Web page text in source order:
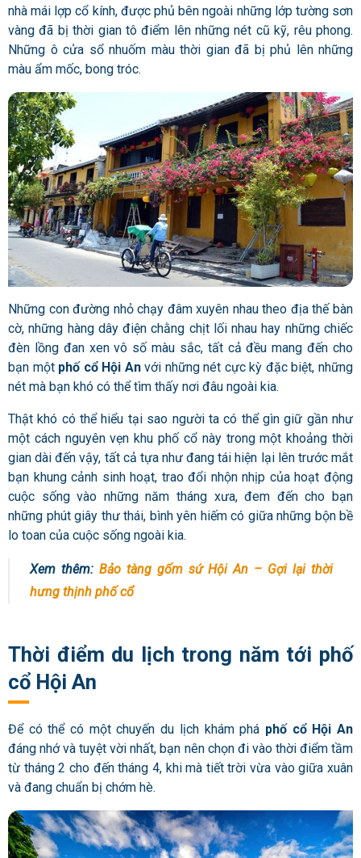
nhà mái lợp cổ kính, được phủ bên ngoài những lớp tường sơn
vàng đã bị thời gian tô điểm lên những nét cũ kỹ, rêu phong.
Những ô cửa sổ nhuốm màu thời gian đã bị phủ lên những
màu ẩm mốc, bong tróc.
Những con đường nhỏ chạy đâm xuyên nhau theo địa thế bàn
cờ, những hàng dây điện chằng chịt lối nhau hay những chiếc
đèn lồng đan xen vô số màu sắc, tất cả đều mang đến cho
bạn một phố cổ Hội Anvới những nét cực kỳ đặc biệt, những
nét mà bạn khó có thể tìm thấy nơi đâu ngoài kia.
Thật khó có thể hiểu tại sao người ta có thể gìn giữ gần như
một cách nguyên vẹn khu phố cổ này trong một khoảng thời
gian dài đến vậy, tất cả tựa như đang tái hiện lại lên trước mắt
bạn khung cảnh sinh hoạt, trao đổi nhộn nhịp của hoạt động
cuộc sống vào những năm tháng xưa, đem đến cho bạn
những phút giây thư thái, bình yên hiếm có giữa những bộn bề
lo toan của cuộc sống ngoài kia.
Xem thêm: Bảo tàng gốm sứ Hội An – Gợi lại thời
hưng thịnh phố cổ
Thời điểm du lịch trong năm tới phố
cổ Hội An
Để có thể có một chuyến du lịch khám phá phố cổ Hội An
đáng nhớ và tuyệt vời nhất, bạn nên chọn đi vào thời điểm tầm
từ tháng 2 cho đến tháng 4, khi mà tiết trời vừa vào giữa xuân
và đang chuẩn bị chớm hè.